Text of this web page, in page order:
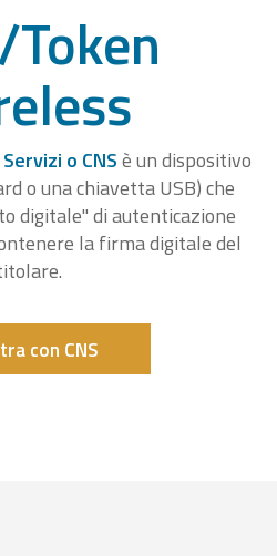
Token
o CNSè un dispositivo
o una chiavetta USB) che
digitale" di autenticazione
la firma digitale del
con CNS